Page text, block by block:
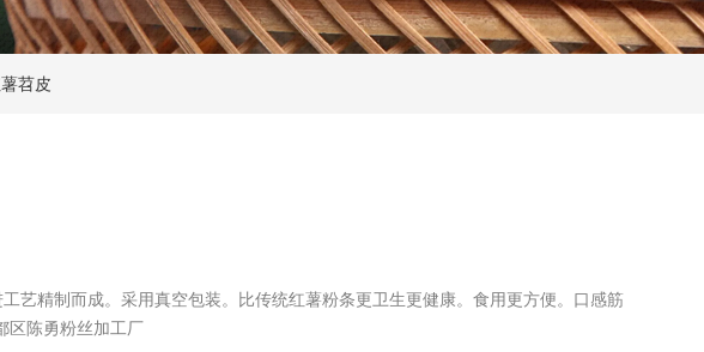
苕皮
艺精制而成。采用真空包装。比传统红薯粉条更卫生更健康。食用更方便。口感筋
区陈勇粉丝加工厂